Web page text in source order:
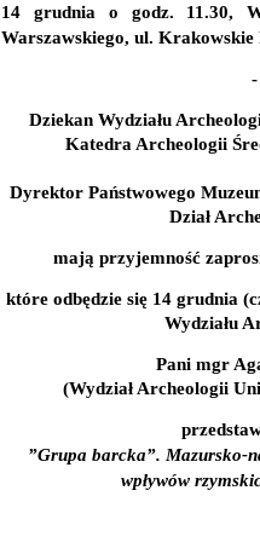
14 grudnia o godz. 11.30,
Warszawskiego, ul. Krakowskie
Dziekan Wydziału
Katedra Archeologii
Dyrektor Państwowego
Dział
mają przyjemność
które odbędzie się 14 grudnia
Wydziału
Pani mgr
(Wydział Archeologii
”Grupa barcka”. Mazursko-
wpływów